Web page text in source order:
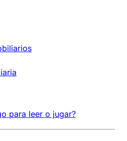
para leer o jugar?